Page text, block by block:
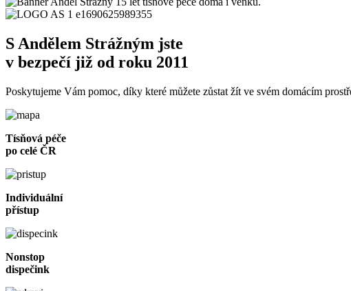
S Andělem Strážným jste
v bezpečí již od roku 2011
Poskytujeme Vám pomoc, díky které můžete zůstat žít ve svém domácím
Tísňová péče
po celé ČR
Individuální
přístup
Nonstop
dispečink